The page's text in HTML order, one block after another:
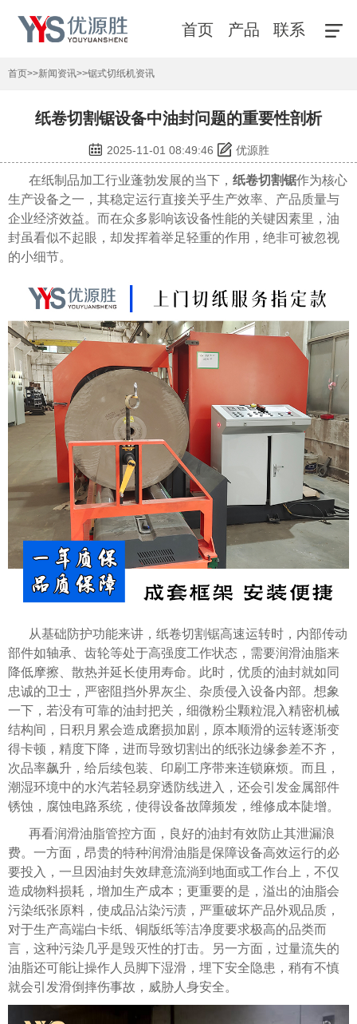
首页 产品 联系
首页>>新闻资讯>>锯式切纸机资讯
纸卷切割锯设备中油封问题的重要性剖析
2025-11-01 08:49:46 优源胜
在纸制品加工行业蓬勃发展的当下， 纸卷切割锯作为核心
生产设备之一，其稳定运行直接关乎生产效率、产品质量与
企业经济效益。而在众多影响该设备性能的关键因素里，油
封虽看似不起眼，却发挥着举足轻重的作用，绝非可被忽视
的小细节。
从基础防护功能来讲，纸卷切割锯高速运转时，内部传动
部件如轴承、齿轮等处于高强度工作状态，需要润滑油脂来
降低摩擦、散热并延长使用寿命。此时，优质的油封就如同
忠诚的卫士，严密阻挡外界灰尘、杂质侵入设备内部。想象
一下，若没有可靠的油封把关，细微粉尘颗粒混入精密机械
结构间，日积月累会造成磨损加剧，原本顺滑的运转逐渐变
得卡顿，精度下降，进而导致切割出的纸张边缘参差不齐，
次品率飙升，给后续包装、印刷工序带来连锁麻烦。而且，
潮湿环境中的水汽若轻易穿透防线进入，还会引发金属部件
锈蚀，腐蚀电路系统，使得设备故障频发，维修成本陡增。
再看润滑油脂管控方面，良好的油封有效防止其泄漏浪
费。一方面，昂贵的特种润滑油脂是保障设备高效运行的必
要投入，一旦因油封失效肆意流淌到地面或工作台上，不仅
造成物料损耗，增加生产成本；更重要的是，溢出的油脂会
污染纸张原料，使成品沾染污渍，严重破坏产品外观品质，
对于生产高端白卡纸、铜版纸等洁净度要求极高的品类而
言，这种污染几乎是毁灭性的打击。另一方面，过量流失的
油脂还可能让操作人员脚下湿滑，埋下安全隐患，稍有不慎
就会引发滑倒摔伤事故，威胁人身安全。